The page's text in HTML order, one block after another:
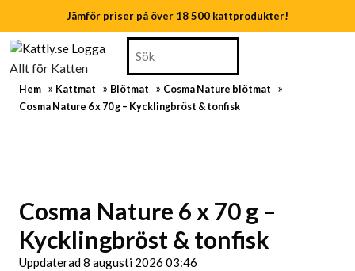
Jämför priser på över 18 500 kattprodukter!
Jämför priser på över 18 500 kattprodukter!
Jämför priser på över 18 500 kattprodukter!
Jämför priser på över 18 500 kattprodukter!
Skip
to
content
Allt för Katten
for:
Hem » Kattmat » Blötmat » Cosma Nature blötmat »
Cosma Nature 6 x 70 g – Kycklingbröst & tonfisk
Cosma Nature 6 x 70 g –
Kycklingbröst & tonfisk
Uppdaterad 8 augusti 2026 03:46